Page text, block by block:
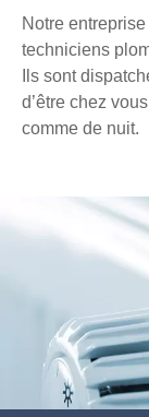
Notre
techniciens
Ils sont
d’être chez
comme de nuit.